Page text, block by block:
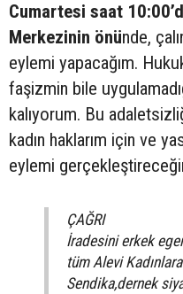
Cumartesi saat
Merkezinin önünde,
eylemi yapacağım.
faşizmin bile
kalıyorum. Bu
kadın haklarım için ve
eylemi
ÇAĞRI
İradesini erkek
tüm Alevi
Sendika,dernek